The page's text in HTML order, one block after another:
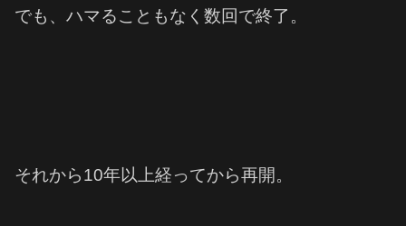
でも、ハマることもなく数回で終了。
それから10年以上経ってから再開。